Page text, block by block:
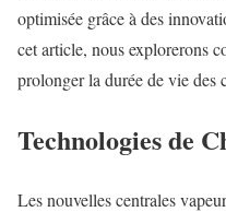
optimisée grâce à des
cet article, nous explorerons
prolonger la durée de vie des
Technologies de
Les nouvelles centrales